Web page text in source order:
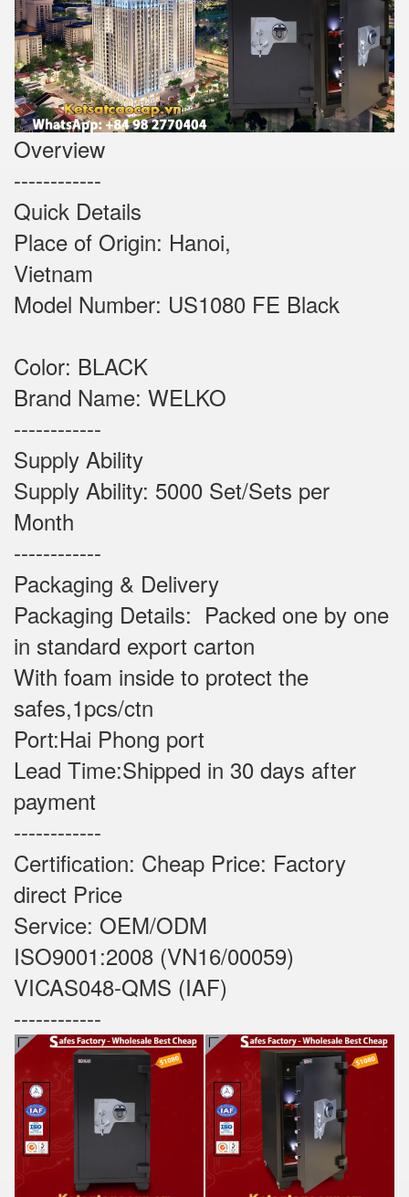
Overview
------------
Quick Details
Place of Origin: Hanoi,
Vietnam
Model Number: US1080 FE Black
Color: BLACK
Brand Name: WELKO
------------
Supply Ability
Supply Ability: 5000 Set/Sets per
Month
------------
Packaging & Delivery
Packaging Details: Packed one by one
in standard export carton
With foam inside to protect the
safes,1pcs/ctn
Port:Hai Phong port
Lead Time:Shipped in 30 days after
payment
------------
Certification: Cheap Price: Factory
direct Price
Service: OEM/ODM
ISO9001:2008 (VN16/00059)
VICAS048-QMS (IAF)
------------